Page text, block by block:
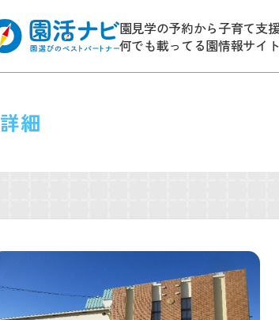
園見学の予約から子育て支
何でも載ってる園情報サイト
詳細